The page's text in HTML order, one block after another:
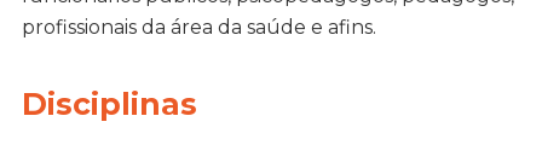
profissionais da área da saúde e afins.
Disciplinas